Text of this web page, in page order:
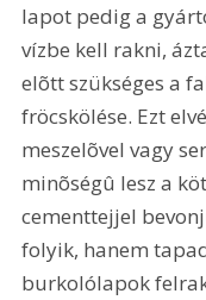
lapot pedig a
vízbe kell rakni,
elõtt szükséges a
fröcskölése. Ezt
meszelõvel vagy
minõségû lesz a
cementtejjel
folyik, hanem
burkolólapok